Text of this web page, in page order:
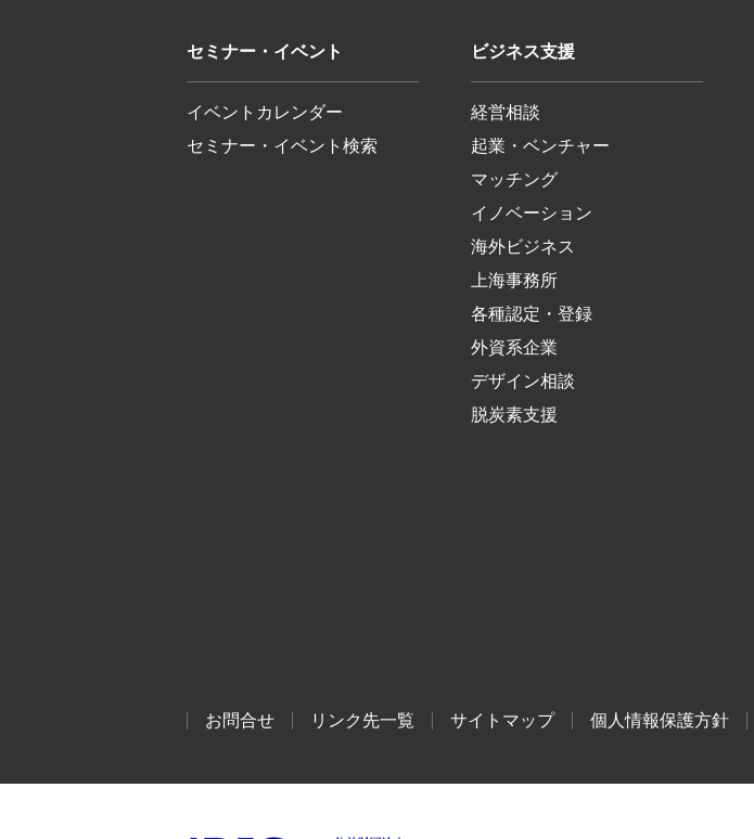
セミナー・イベント
イベントカレンダー
セミナー・イベント検索
ビジネス支援
経営相談
起業・ベンチャー
マッチング
イノベーション
海外ビジネス
上海事務所
各種認定・登録
外資系企業
デザイン相談
脱炭素支援
お問合せ リンク先一覧 サイトマップ 個人情報保護方針